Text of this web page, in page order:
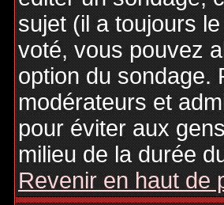
sujet (il a toujours
voté, vous pouvez
option du sondage.
modérateurs et
pour éviter aux
milieu de la durée
Revenir en haut de